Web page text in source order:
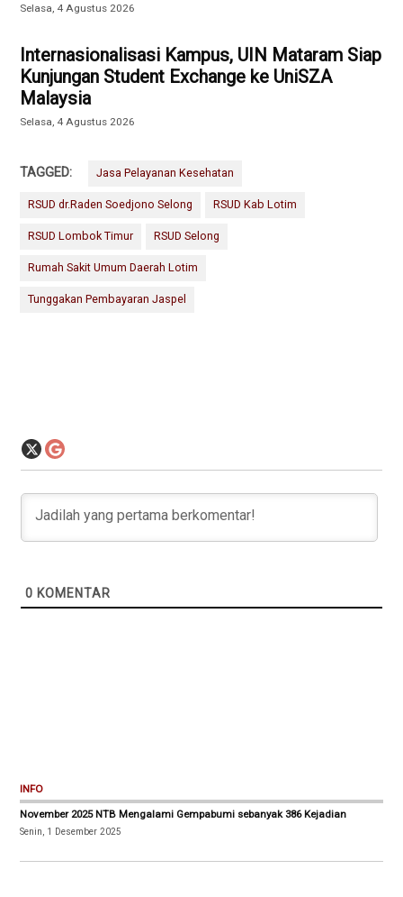
Selasa, 4 Agustus 2026
Internasionalisasi Kampus, UIN Mataram Siap
Kunjungan Student Exchange ke UniSZA
Malaysia
Selasa, 4 Agustus 2026
TAGGED: Jasa Pelayanan Kesehatan
RSUD dr.Raden Soedjono Selong RSUD Kab Lotim
RSUD Lombok Timur RSUD Selong
Rumah Sakit Umum Daerah Lotim
Tunggakan Pembayaran Jaspel
0 KOMENTAR
INFO
November 2025 NTB Mengalami Gempabumi sebanyak 386 Kejadian
Senin, 1 Desember 2025